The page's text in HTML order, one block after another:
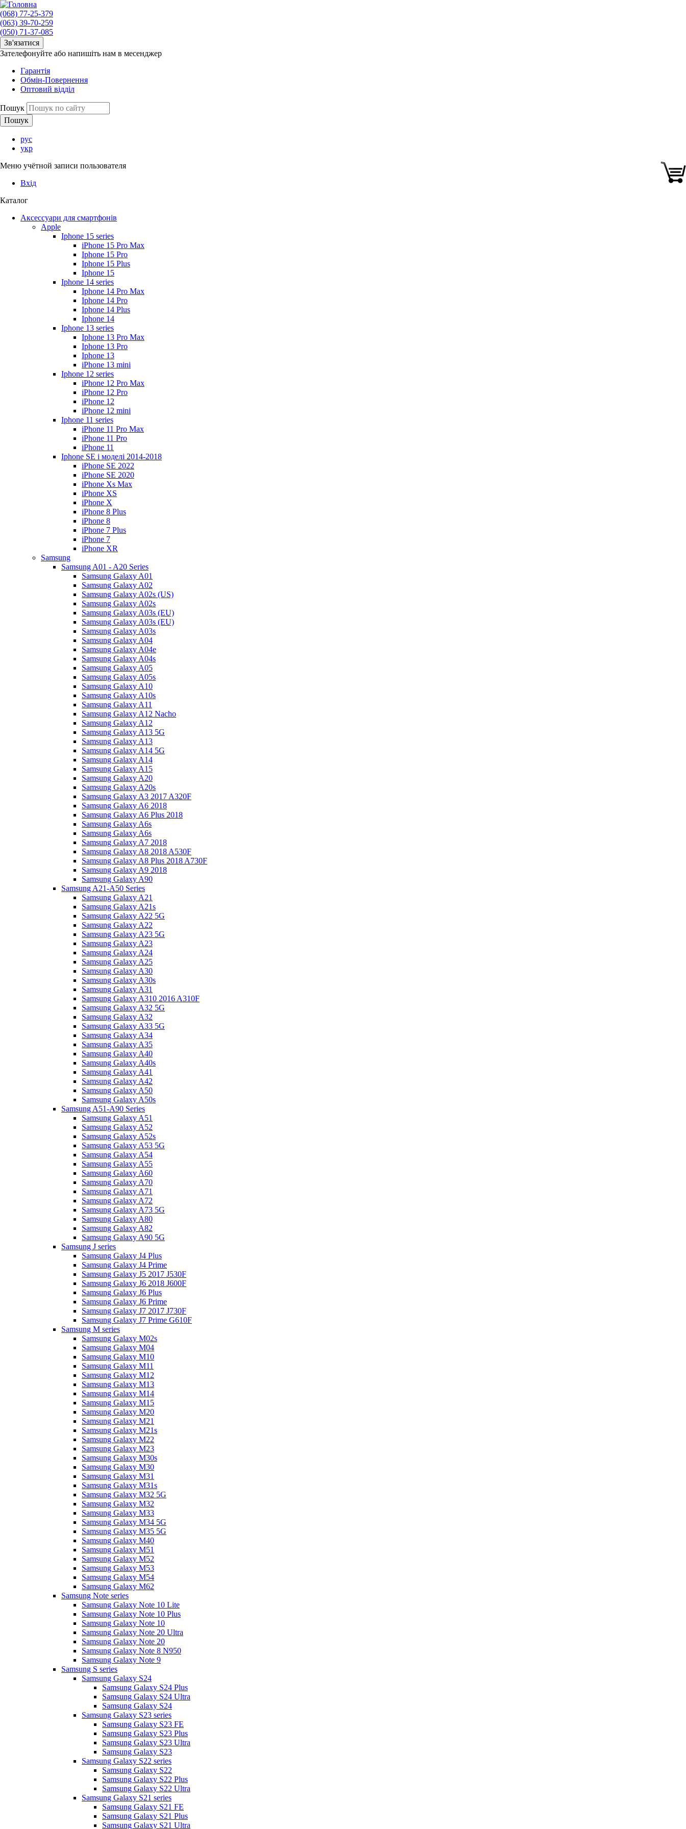
(068) 77-25-379
(063) 39-70-259
(050) 71-37-085
Зв'язатися
Зателефонуйте або напишіть нам в месенджер
Гарантія
Обмін-Повернення
Оптовий відділ
Пошук
рус
укр
Меню учётной записи пользователя
Вхід
Каталог
Аксессуари для смартфонів
Apple
Iphone 15 series
iPhone 15 Pro Max
Iphone 15 Pro
Iphone 15 Plus
Iphone 15
Iphone 14 series
Iphone 14 Pro Max
Iphone 14 Pro
Iphone 14 Plus
Iphone 14
Iphone 13 series
Iphone 13 Pro Max
Iphone 13 Pro
Iphone 13
iPhone 13 mini
Iphone 12 series
iPhone 12 Pro Max
iPhone 12 Pro
iPhone 12
iPhone 12 mini
Iphone 11 series
iPhone 11 Pro Max
iPhone 11 Pro
iPhone 11
Iphone SE і моделі 2014-2018
iPhone SE 2022
iPhone SE 2020
iPhone Xs Max
iPhone XS
iPhone X
iPhone 8 Plus
iPhone 8
iPhone 7 Plus
iPhone 7
iPhone XR
Samsung
Samsung A01 - A20 Series
Samsung Galaxy A01
Samsung Galaxy A02
Samsung Galaxy A02s (US)
Samsung Galaxy A02s
Samsung Galaxy A03s (EU)
Samsung Galaxy A03s (EU)
Samsung Galaxy A03s
Samsung Galaxy A04
Samsung Galaxy A04e
Samsung Galaxy A04s
Samsung Galaxy A05
Samsung Galaxy A05s
Samsung Galaxy A10
Samsung Galaxy A10s
Samsung Galaxy A11
Samsung Galaxy A12 Nacho
Samsung Galaxy A12
Samsung Galaxy A13 5G
Samsung Galaxy A13
Samsung Galaxy A14 5G
Samsung Galaxy A14
Samsung Galaxy A15
Samsung Galaxy A20
Samsung Galaxy A20s
Samsung Galaxy A3 2017 A320F
Samsung Galaxy A6 2018
Samsung Galaxy A6 Plus 2018
Samsung Galaxy A6s
Samsung Galaxy A6s
Samsung Galaxy A7 2018
Samsung Galaxy A8 2018 A530F
Samsung Galaxy A8 Plus 2018 A730F
Samsung Galaxy A9 2018
Samsung Galaxy A90
Samsung A21-A50 Series
Samsung Galaxy A21
Samsung Galaxy A21s
Samsung Galaxy A22 5G
Samsung Galaxy A22
Samsung Galaxy A23 5G
Samsung Galaxy A23
Samsung Galaxy A24
Samsung Galaxy A25
Samsung Galaxy A30
Samsung Galaxy A30s
Samsung Galaxy A31
Samsung Galaxy A310 2016 A310F
Samsung Galaxy A32 5G
Samsung Galaxy A32
Samsung Galaxy A33 5G
Samsung Galaxy A34
Samsung Galaxy A35
Samsung Galaxy A40
Samsung Galaxy A40s
Samsung Galaxy A41
Samsung Galaxy A42
Samsung Galaxy A50
Samsung Galaxy A50s
Samsung A51-A90 Series
Samsung Galaxy A51
Samsung Galaxy A52
Samsung Galaxy A52s
Samsung Galaxy A53 5G
Samsung Galaxy A54
Samsung Galaxy A55
Samsung Galaxy A60
Samsung Galaxy A70
Samsung Galaxy A71
Samsung Galaxy A72
Samsung Galaxy A73 5G
Samsung Galaxy A80
Samsung Galaxy A82
Samsung Galaxy A90 5G
Samsung J series
Samsung Galaxy J4 Plus
Samsung Galaxy J4 Prime
Samsung Galaxy J5 2017 J530F
Samsung Galaxy J6 2018 J600F
Samsung Galaxy J6 Plus
Samsung Galaxy J6 Prime
Samsung Galaxy J7 2017 J730F
Samsung Galaxy J7 Prime G610F
Samsung M series
Samsung Galaxy M02s
Samsung Galaxy M04
Samsung Galaxy M10
Samsung Galaxy M11
Samsung Galaxy M12
Samsung Galaxy M13
Samsung Galaxy M14
Samsung Galaxy M15
Samsung Galaxy M20
Samsung Galaxy M21
Samsung Galaxy M21s
Samsung Galaxy M22
Samsung Galaxy M23
Samsung Galaxy M30s
Samsung Galaxy M30
Samsung Galaxy M31
Samsung Galaxy M31s
Samsung Galaxy M32 5G
Samsung Galaxy M32
Samsung Galaxy M33
Samsung Galaxy M34 5G
Samsung Galaxy M35 5G
Samsung Galaxy M40
Samsung Galaxy M51
Samsung Galaxy M52
Samsung Galaxy M53
Samsung Galaxy M54
Samsung Galaxy M62
Samsung Note series
Samsung Galaxy Note 10 Lite
Samsung Galaxy Note 10 Plus
Samsung Galaxy Note 10
Samsung Galaxy Note 20 Ultra
Samsung Galaxy Note 20
Samsung Galaxy Note 8 N950
Samsung Galaxy Note 9
Samsung S series
Samsung Galaxy S24
Samsung Galaxy S24 Plus
Samsung Galaxy S24 Ultra
Samsung Galaxy S24
Samsung Galaxy S23 series
Samsung Galaxy S23 FE
Samsung Galaxy S23 Plus
Samsung Galaxy S23 Ultra
Samsung Galaxy S23
Samsung Galaxy S22 series
Samsung Galaxy S22
Samsung Galaxy S22 Plus
Samsung Galaxy S22 Ultra
Samsung Galaxy S21 series
Samsung Galaxy S21 FE
Samsung Galaxy S21 Plus
Samsung Galaxy S21 Ultra